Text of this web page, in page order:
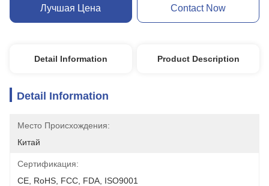
Лучшая Цена Contact Now
Detail Information Product Description
Detail Information
Место Происхождения:
Китай
Сертификация:
CE, RoHS, FCC, FDA, ISO9001